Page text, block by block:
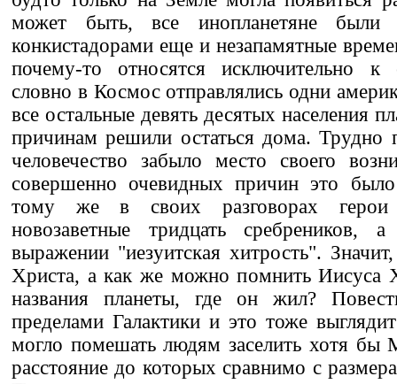
может быть, все инопланетяне были
конкистадорами еще и незапамятные
почему-то относятся исключительно к
словно в Космос отправлялись одни
все остальные девять десятых населения
причинам решили остаться дома. Трудно
человечество забыло место своего
совершенно очевидных причин это
тому же в своих разговорах герои
новозаветные тридцать сребреников,
выражении "иезуитская хитрость".
Христа, а как же можно помнить Иисуса
названия планеты, где он жил?
пределами Галактики и это тоже
могло помешать людям заселить хотя бы
расстояние до которых сравнимо с